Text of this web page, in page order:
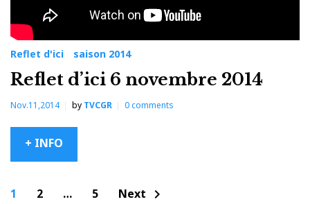
Reflet d'ici saison 2014
Reflet d’ici 6 novembre 2014
Nov.11,2014 by TVCGR 0comments
+ INFO
Navigation
1 2 … 5 Next chevron_right